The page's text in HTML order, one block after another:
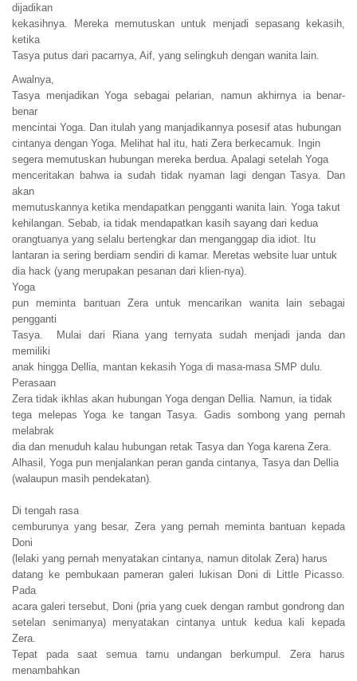
dijadikan
kekasihnya. Mereka memutuskan untuk menjadi sepasang kekasih,
ketika
Tasya putus dari pacarnya, Aif, yang selingkuh dengan wanita lain.
Awalnya,
Tasya menjadikan Yoga sebagai pelarian, namun akhirnya ia benar-
benar
mencintai Yoga. Dan itulah yang manjadikannya posesif atas hubungan
cintanya dengan Yoga. Melihat hal itu, hati Zera berkecamuk. Ingin
segera memutuskan hubungan mereka berdua. Apalagi setelah Yoga
menceritakan bahwa ia sudah tidak nyaman lagi dengan Tasya. Dan
akan
memutuskannya ketika mendapatkan pengganti wanita lain. Yoga takut
kehilangan. Sebab, ia tidak mendapatkan kasih sayang dari kedua
orangtuanya yang selalu bertengkar dan menganggap dia idiot. Itu
lantaran ia sering berdiam sendiri di kamar. Meretas website luar untuk
dia hack (yang merupakan pesanan dari klien-nya).
Yoga
pun meminta bantuan Zera untuk mencarikan wanita lain sebagai
pengganti
Tasya. Mulai dari Riana yang ternyata sudah menjadi janda dan
memiliki
anak hingga Dellia, mantan kekasih Yoga di masa-masa SMP dulu.
Perasaan
Zera tidak ikhlas akan hubungan Yoga dengan Dellia. Namun, ia tidak
tega melepas Yoga ke tangan Tasya. Gadis sombong yang pernah
melabrak
dia dan menuduh kalau hubungan retak Tasya dan Yoga karena Zera.
Alhasil, Yoga pun menjalankan peran ganda cintanya, Tasya dan Dellia
(walaupun masih pendekatan).
Di tengah rasa
cemburunya yang besar, Zera yang pernah meminta bantuan kepada
Doni
(lelaki yang pernah menyatakan cintanya, namun ditolak Zera) harus
datang ke pembukaan pameran galeri lukisan Doni di Little Picasso.
Pada
acara galeri tersebut, Doni (pria yang cuek dengan rambut gondrong dan
setelan senimanya) menyatakan cintanya untuk kedua kali kepada
Zera.
Tepat pada saat semua tamu undangan berkumpul. Zera harus
menambahkan